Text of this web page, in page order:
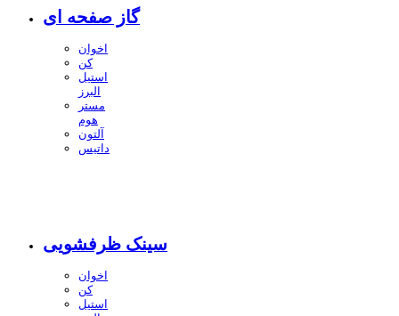
گاز صفحه ای
اخوان
کن
استیل
البرز
مستر
هوم
آلتون
داتیس
سینک ظرفشویی
اخوان
کن
استیل